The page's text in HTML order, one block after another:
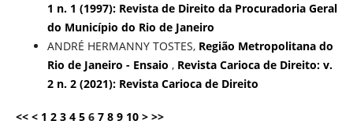
1 n. 1 (1997): Revista de Direito da Procuradoria Geral
do Município do Rio de Janeiro
ANDRÉ HERMANNY TOSTES, Região Metropolitana do
Rio de Janeiro - Ensaio , Revista Carioca de Direito: v.
2 n. 2 (2021): Revista Carioca de Direito
<< < 1 2 3 4 5 6 7 8 9 10 > >>